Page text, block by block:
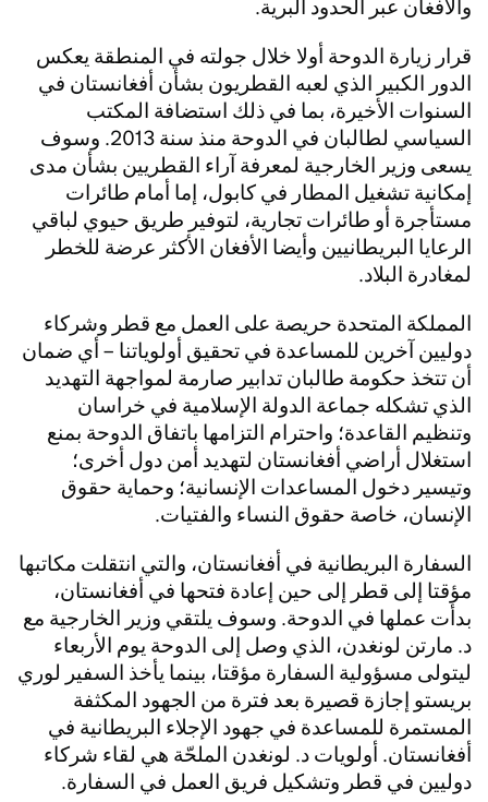
والأفغان عبر الحدود البرية.
قرار زيارة الدوحة أولا خلال جولته في المنطقة يعكس
الدور الكبير الذي لعبه القطريون بشأن أفغانستان في
السنوات الأخيرة، بما في ذلك استضافة المكتب
السياسي لطالبان في الدوحة منذ سنة 2013. وسوف
يسعى وزير الخارجية لمعرفة آراء القطريين بشأن مدى
إمكانية تشغيل المطار في كابول، إما أمام طائرات
مستأجرة أو طائرات تجارية، لتوفير طريق حيوي لباقي
الرعايا البريطانيين وأيضا الأفغان الأكثر عرضة للخطر
لمغادرة البلاد.
المملكة المتحدة حريصة على العمل مع قطر وشركاء
دوليين آخرين للمساعدة في تحقيق أولوياتنا – أي ضمان
أن تتخذ حكومة طالبان تدابير صارمة لمواجهة التهديد
الذي تشكله جماعة الدولة الإسلامية في خراسان
وتنظيم القاعدة؛ واحترام التزامها باتفاق الدوحة بمنع
استغلال أراضي أفغانستان لتهديد أمن دول أخرى؛
وتيسير دخول المساعدات الإنسانية؛ وحماية حقوق
الإنسان، خاصة حقوق النساء والفتيات.
السفارة البريطانية في أفغانستان، والتي انتقلت مكاتبها
مؤقتا إلى قطر إلى حين إعادة فتحها في أفغانستان،
بدأت عملها في الدوحة. وسوف يلتقي وزير الخارجية مع
د. مارتن لونغدن، الذي وصل إلى الدوحة يوم الأربعاء
ليتولى مسؤولية السفارة مؤقتا، بينما يأخذ السفير لوري
بريستو إجازة قصيرة بعد فترة من الجهود المكثفة
المستمرة للمساعدة في جهود الإجلاء البريطانية في
أفغانستان. أولويات د. لونغدن الملحّة هي لقاء شركاء
دوليين في قطر وتشكيل فريق العمل في السفارة.